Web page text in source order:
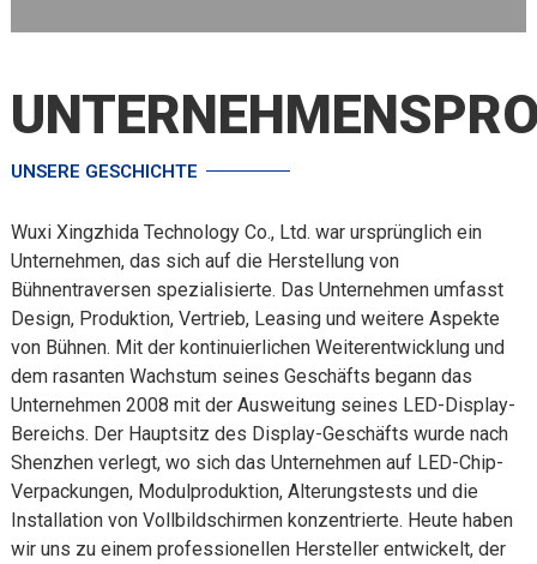
UNSERE GESCHICHTE
Wuxi Xingzhida Technology Co., Ltd. war ursprünglich ein
Unternehmen, das sich auf die Herstellung von
Bühnentraversen spezialisierte. Das Unternehmen umfasst
Design, Produktion, Vertrieb, Leasing und weitere Aspekte
von Bühnen. Mit der kontinuierlichen Weiterentwicklung und
dem rasanten Wachstum seines Geschäfts begann das
Unternehmen 2008 mit der Ausweitung seines LED-Display-
Bereichs. Der Hauptsitz des Display-Geschäfts wurde nach
Shenzhen verlegt, wo sich das Unternehmen auf LED-Chip-
Verpackungen, Modulproduktion, Alterungstests und die
Installation von Vollbildschirmen konzentrierte. Heute haben
wir uns zu einem professionellen Hersteller entwickelt, der